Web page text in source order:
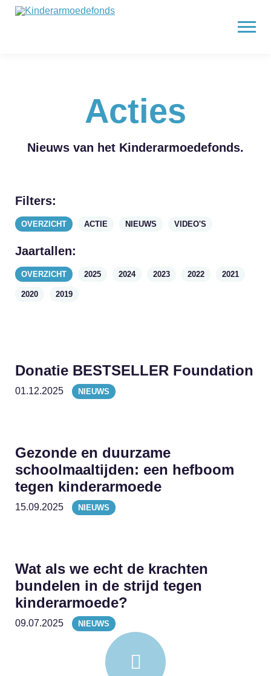
Acties
Nieuws van het Kinderarmoedefonds.
Filters:
OVERZICHT ACTIE NIEUWS VIDEO'S
Jaartallen:
OVERZICHT 2025 2024 2023 2022 2021
2020 2019
Donatie BESTSELLER Foundation
01.12.2025 NIEUWS
Gezonde en duurzame
schoolmaaltijden: een hefboom
tegen kinderarmoede
15.09.2025 NIEUWS
Wat als we echt de krachten
bundelen in de strijd tegen
kinderarmoede?
09.07.2025 NIEUWS